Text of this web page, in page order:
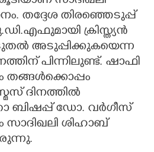
തദ്ദേശ തിരഞ്ഞെടുപ്പ്
ക്രിസ്ത്യൻ
അടുപ്പിക്കുകയെന്ന
പിന്നിലുണ്ട്. ഷാഫി
തങ്ങൾക്കൊപ്പം
ദിനത്തിൽ
ബിഷപ്പ് ഡോ. വർഗീസ്
സാദിഖലി ശിഹാബ്